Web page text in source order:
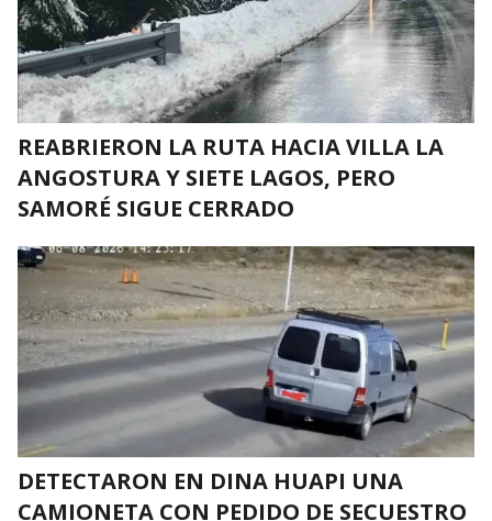
REABRIERON LA RUTA HACIA VILLA LA
ANGOSTURA Y SIETE LAGOS, PERO
SAMORÉ SIGUE CERRADO
DETECTARON EN DINA HUAPI UNA
CAMIONETA CON PEDIDO DE SECUESTRO